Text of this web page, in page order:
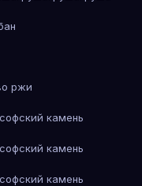
ржи
камень
камень
камень